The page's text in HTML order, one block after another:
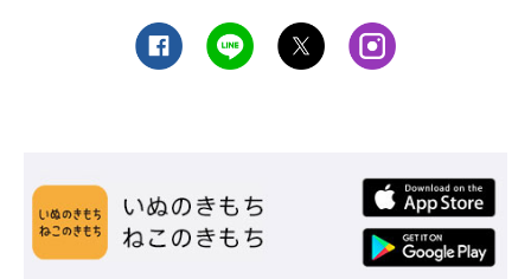
はなく、2匹なりの距離感で仲良く過ごしているようです。
自分は控えるような、奥ゆかしい一面もあります。
楽しそうに追いかけっこをしたり、ゴハンの時間には結託して催